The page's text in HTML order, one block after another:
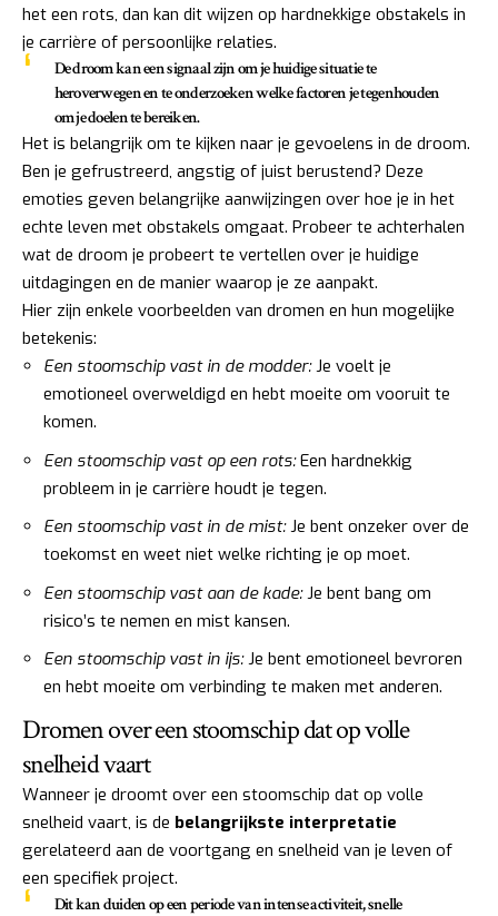
het een rots, dan kan dit wijzen op hardnekkige obstakels in
je carrière of persoonlijke relaties.
De droom kan een signaal zijn om je huidige situatie te
heroverwegen en te onderzoeken welke factoren je tegenhouden
om je doelen te bereiken.
Het is belangrijk om te kijken naar je gevoelens in de droom.
Ben je gefrustreerd, angstig of juist berustend? Deze
emoties geven belangrijke aanwijzingen over hoe je in het
echte leven met obstakels omgaat. Probeer te achterhalen
wat de droom je probeert te vertellen over je huidige
uitdagingen en de manier waarop je ze aanpakt.
Hier zijn enkele voorbeelden van dromen en hun mogelijke
betekenis:
Een stoomschip vast in de modder:Je voelt je
emotioneel overweldigd en hebt moeite om vooruit te
komen.
Een stoomschip vast op een rots:Een hardnekkig
probleem in je carrière houdt je tegen.
Een stoomschip vast in de mist:Je bent onzeker over de
toekomst en weet niet welke richting je op moet.
Een stoomschip vast aan de kade:Je bent bang om
risico’s te nemen en mist kansen.
Een stoomschip vast in ijs:Je bent emotioneel bevroren
en hebt moeite om verbinding te maken met anderen.
Dromen over een stoomschip dat op volle
snelheid vaart
Wanneer je droomt over een stoomschip dat op volle
snelheid vaart, is de belangrijkste interpretatie
gerelateerd aan de voortgang en snelheid van je leven of
een specifiek project.
Dit kan duiden op een periode van intense activiteit, snelle